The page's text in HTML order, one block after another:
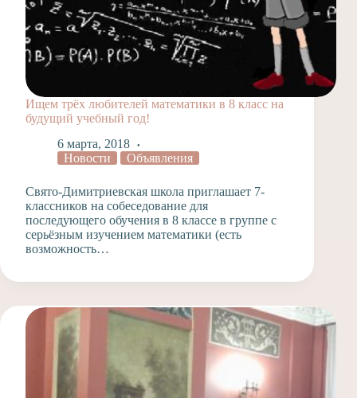
Ищем трёх любителей математики в 8 класс на
будущий учебный год!
6 марта, 2018
Новости
Объявления
Свято-Димитриевская школа приглашает 7-
классников на собеседование для
последующего обучения в 8 классе в группе с
серьёзным изучением математики (есть
возможность…